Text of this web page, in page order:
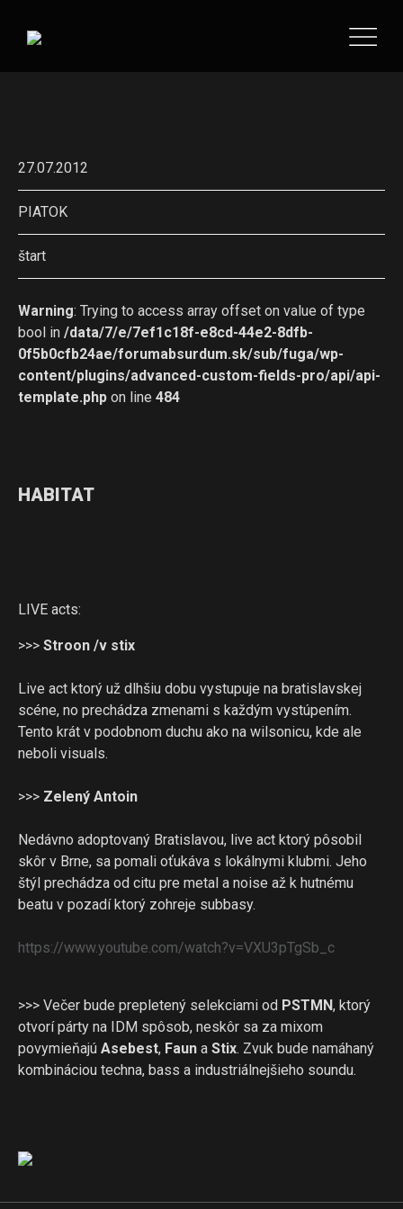
27.07.2012
PIATOK
štart
Warning: Trying to access array offset on value of type
bool in /data/7/e/7ef1c18f-e8cd-44e2-8dfb-
0f5b0cfb24ae/forumabsurdum.sk/sub/fuga/wp-
content/plugins/advanced-custom-fields-pro/api/api-
template.php on line 484
HABITAT
LIVE acts:
>>> Stroon /v stix
Live act ktorý už dlhšiu dobu vystupuje na bratislavskej
scéne, no prechádza zmenami s každým vystúpením.
Tento krát v podobnom duchu ako na wilsonicu, kde ale
neboli visuals.
>>> Zelený Antoin
Nedávno adoptovaný Bratislavou, live act ktorý pôsobil
skôr v Brne, sa pomali oťukáva s lokálnymi klubmi. Jeho
štýl prechádza od citu pre metal a noise až k hutnému
beatu v pozadí ktorý zohreje subbasy.
https://www.youtube.com/watch?v=VXU3pTgSb_c
>>> Večer bude prepletený selekciami od PSTMN, ktorý
otvorí párty na IDM spôsob, neskôr sa za mixom
povymieňajú Asebest, Faun a Stix. Zvuk bude namáhaný
kombináciou techna, bass a industriálnejšieho soundu.